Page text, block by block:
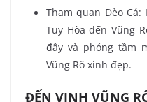
Tham quan Đèo
Tuy Hòa đến Vũng
đây và phóng tầm
Vũng Rô xinh đẹp.
ĐẾN VỊNH VŨNG